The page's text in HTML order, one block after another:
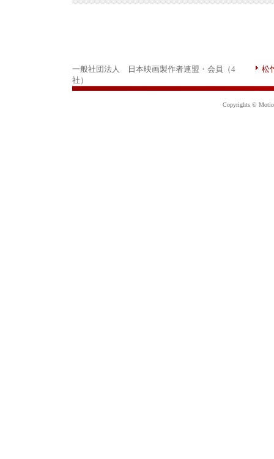
一般社団法人 日本映画製作者連盟・会員（4
社）
松
Copyrights ©